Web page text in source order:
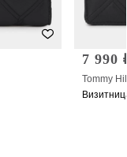
7 990
Tommy